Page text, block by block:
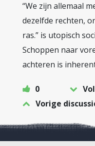
“We zijn allemaal
dezelfde rechten,
ras.” is utopisch
Schoppen naar
achteren is
0
Vorige